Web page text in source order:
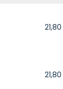
21,80
21,80